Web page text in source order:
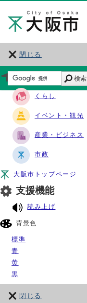
閉じる
サイト・ナビ
くらし
イベント・観光
産業・ビジネス
市政
大阪市トップページ
支援機能
読み上げ
背景色
標準
青
黄
黒
閉じる
検索